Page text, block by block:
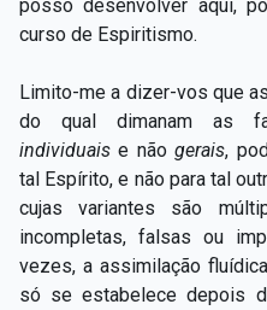
posso desenvolver aqui,
curso de Espiritismo.
Limito-me a dizer-vos que
do qual dimanam as
individuais e nãogerais,
tal Espírito, e não para tal
cujas variantes são
incompletas, falsas ou
vezes, a assimilação
só se estabelece depois